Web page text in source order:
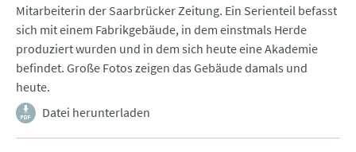
Mitarbeiterin der Saarbrücker Zeitung. Ein Serienteil befasst
sich mit einem Fabrikgebäude, in dem einstmals Herde
produziert wurden und in dem sich heute eine Akademie
befindet. Große Fotos zeigen das Gebäude damals und
heute.
Datei herunterladen